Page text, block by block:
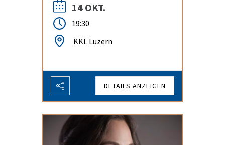
14 OKT.
19:30
KKL Luzern
DETAILS ANZEIGEN